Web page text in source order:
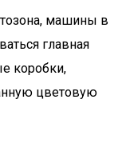
машины в
главная
коробки,
цветовую